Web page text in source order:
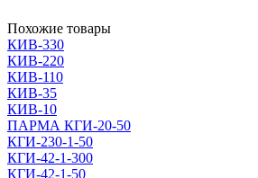
Похожие товары
КИВ-330
КИВ-220
КИВ-110
КИВ-35
КИВ-10
ПАРМА КГИ-20-50
КГИ-230-1-50
КГИ-42-1-300
КГИ-42-1-50